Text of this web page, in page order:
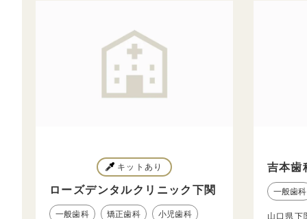
キットあり
ローズデンタルクリニック下関
一般歯科 矯正歯科 小児歯科
吉本歯
一般歯科
山口県下